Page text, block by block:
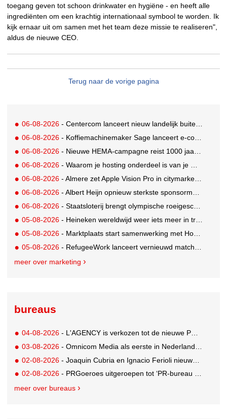
toegang geven tot schoon drinkwater en hygiëne - en heeft alle
ingrediënten om een krachtig internationaal symbool te worden. Ik
kijk ernaar uit om samen met het team deze missie te realiseren",
aldus de nieuwe CEO.
Terug naar de vorige pagina
06-08-2026 - Centercom lanceert nieuw landelijk buitereclamenetwerk: City Cubes
06-08-2026 - Koffiemachinemaker Sage lanceert e-commerceplatform voor koffieliefhebbers
06-08-2026 - Nieuwe HEMA-campagne reist 1000 jaar terug in de tijd naar 'Hemastein'
06-08-2026 - Waarom je hosting onderdeel is van je merkstrategie
06-08-2026 - Almere zet Apple Vision Pro in citymarketing
06-08-2026 - Albert Heijn opnieuw sterkste sponsormerk, PostNL daalt
06-08-2026 - Staatsloterij brengt olympische roeigeschiedenis tot leven voor WK Roeien
05-08-2026 - Heineken wereldwijd weer iets meer in trek
05-08-2026 - Marktplaats start samenwerking met House of Cars
05-08-2026 - RefugeeWork lanceert vernieuwd matchingplatform voor nieuwkomers en werkgevers
meer over marketing
bureaus
04-08-2026 - L'AGENCY is verkozen tot de nieuwe PR-partner van KoRo
03-08-2026 - Omnicom Media als eerste in Nederland actief met advertenties in ChatGPT
02-08-2026 - Joaquin Cubria en Ignacio Ferioli nieuwe Global CCO’s GUT, Renata Neumann Global Head of Production
02-08-2026 - PRGoeroes uitgeroepen tot ‘PR-bureau van het jaar 2026’
meer over bureaus